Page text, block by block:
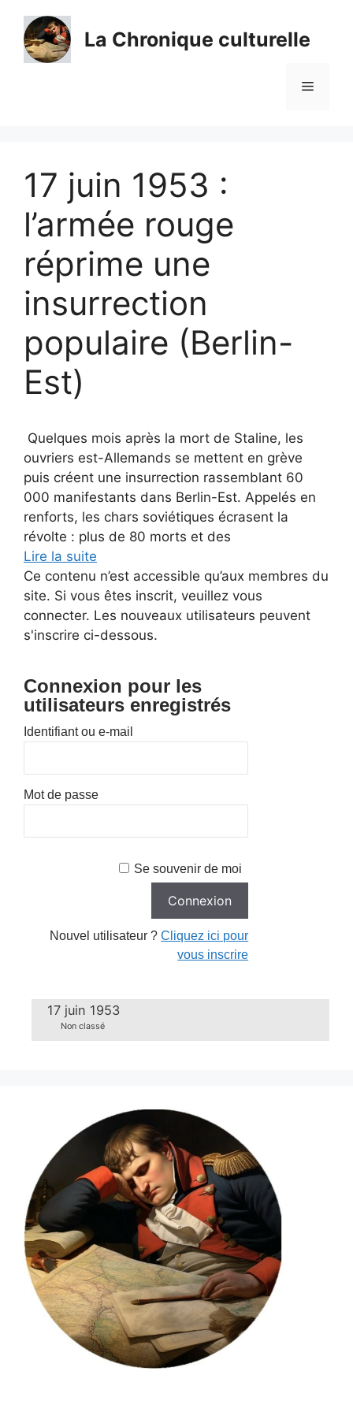
contenu
La Chronique culturelle
Menu
17 juin 1953 :
l’armée rouge
réprime une
insurrection
populaire (Berlin-
Est)
Quelques mois après la mort de Staline, les
ouvriers est-Allemands se mettent en grève
puis créent une insurrection rassemblant 60
000 manifestants dans Berlin-Est. Appelés en
renforts, les chars soviétiques écrasent la
révolte : plus de 80 morts et des
Lire la suite
Ce contenu n’est accessible qu’aux membres du
site. Si vous êtes inscrit, veuillez vous
connecter. Les nouveaux utilisateurs peuvent
s'inscrire ci-dessous.
Connexion pour les
utilisateurs enregistrés
Identifiant ou e-mail
Mot de passe
Se souvenir de moi
Nouvel utilisateur ?Cliquez ici pour
vous inscrire
17 juin 1953
Non classé